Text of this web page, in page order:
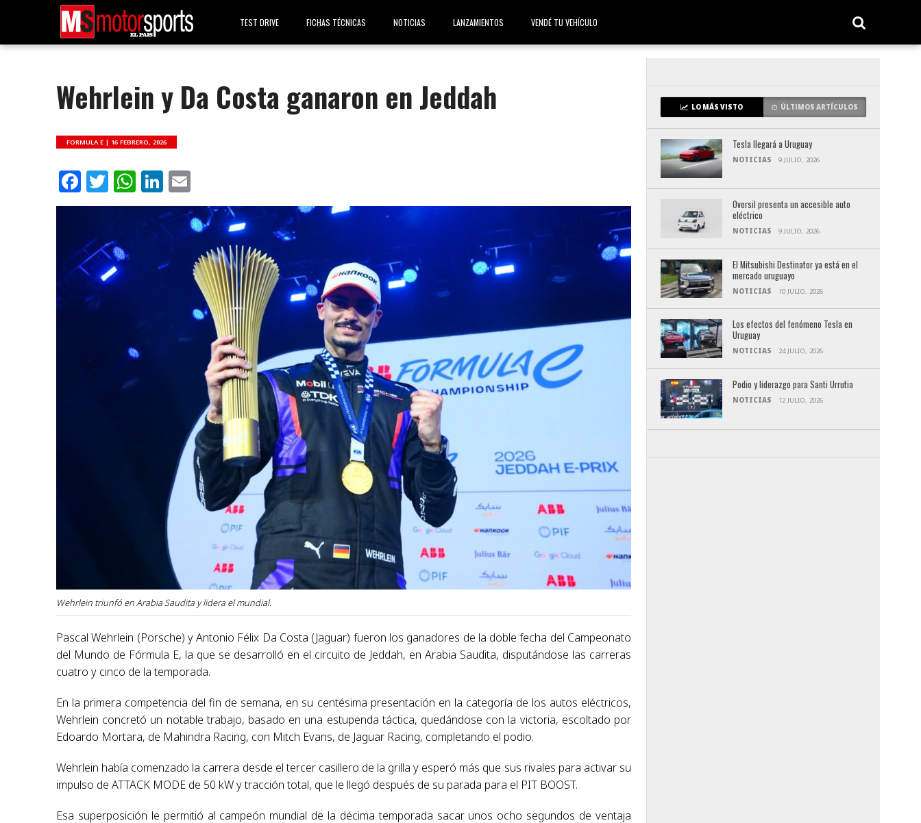
TEST DRIVE FICHAS TÉCNICAS NOTICIAS LANZAMIENTOS VENDÉ TU VEHÍCULO
Wehrlein y Da Costa ganaron en Jeddah
FORMULA E | 16 FEBRERO, 2026
Facebook
Twitter
WhatsApp
LinkedIn
Wehrlein triunfó en Arabia Saudita y lidera el mundial.
Pascal Wehrlein (Porsche) y Antonio Félix Da Costa (Jaguar) fueron los ganadores de la doble fecha del Campeonato
del Mundo de Fórmula E, la que se desarrolló en el circuito de Jeddah, en Arabia Saudita, disputándose las carreras
cuatro y cinco de la temporada.
En la primera competencia del fin de semana, en su centésima presentación en la categoría de los autos eléctricos,
Wehrlein concretó un notable trabajo, basado en una estupenda táctica, quedándose con la victoria, escoltado por
Edoardo Mortara, de Mahindra Racing, con Mitch Evans, de Jaguar Racing, completando el podio.
Wehrlein había comenzado la carrera desde el tercer casillero de la grilla y esperó más que sus rivales para activar su
impulso de ATTACK MODE de 50 kW y tracción total, que le llegó después de su parada para el PIT BOOST.
Esa superposición le permitió al campeón mundial de la décima temporada sacar unos ocho segundos de ventaja
LO MÁS VISTO ÚLTIMOS ARTÍCULOS
Tesla llegará a Uruguay
NOTICIAS 9 JULIO, 2026
Oversil presenta un accesible auto
eléctrico
NOTICIAS 9 JULIO, 2026
El Mitsubishi Destinator ya está en el
mercado uruguayo
NOTICIAS 10 JULIO, 2026
Los efectos del fenómeno Tesla en
Uruguay
NOTICIAS 24 JULIO, 2026
Podio y liderazgo para Santi Urrutia
NOTICIAS 12 JULIO, 2026